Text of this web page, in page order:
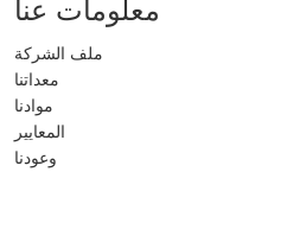
معلومات عنا
ملف الشركة
معداتنا
موادنا
المعايير
وعودنا